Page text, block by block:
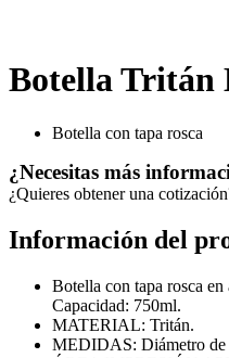
Botella Tritán
Botella con tapa rosca
¿Necesitas más
¿Quieres obtener una
Información del
Botella con tapa rosca
Capacidad: 750ml.
MATERIAL: Tritán.
MEDIDAS: Diámetro de